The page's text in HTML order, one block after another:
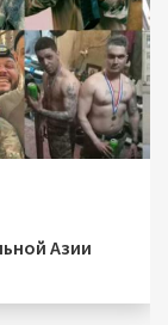
Азии